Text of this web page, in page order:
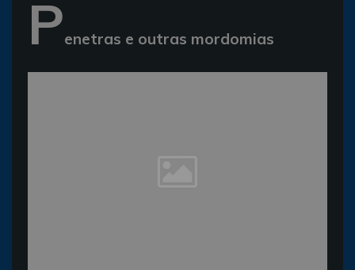
Penetras e outras mordomias